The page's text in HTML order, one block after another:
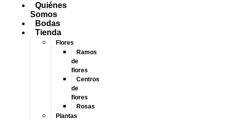
Quiénes
Somos
Bodas
Tienda
Flores
Ramos
de
flores
Centros
de
flores
Rosas
Plantas